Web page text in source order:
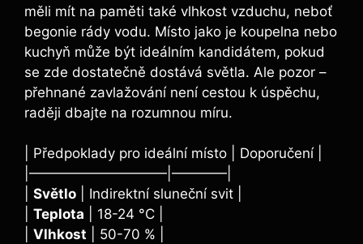
měli mít na paměti také vlhkost vzduchu, neboť
begonie rády vodu. Místo jako je koupelna nebo
kuchyň může být ideálním kandidátem, pokud
se zde dostatečně dostává světla. Ale pozor –
přehnané zavlažování není cestou k úspěchu,
raději dbajte na rozumnou míru.
| Předpoklady pro ideální místo | Doporučení |
|——————————|————|
Světlo | Indirektní sluneční svit |
Teplota | 18-24 °C |
Vlhkost | 50-70 % |